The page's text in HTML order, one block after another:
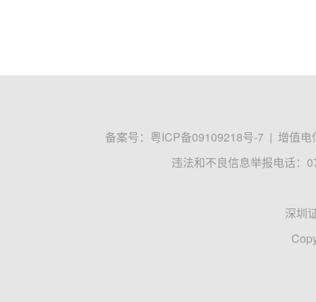
备案号： 粤ICP备09109218号-7 | 增值电
违法和不良信息举报电话：
深圳